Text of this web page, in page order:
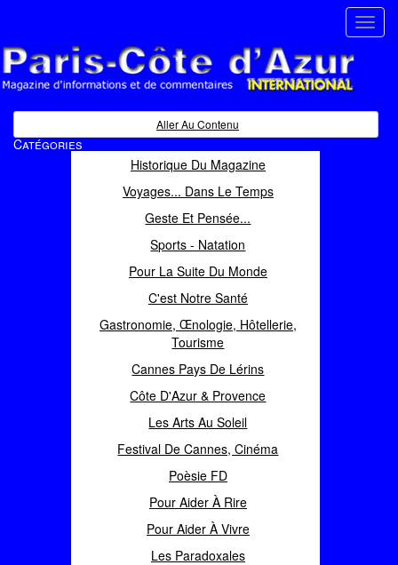
Magazine d'informations et de commentaires
Aller Au Contenu
Catégories
Historique Du Magazine
Voyages... Dans Le Temps
Geste Et Pensée...
Sports - Natation
Pour La Suite Du Monde
C'est Notre Santé
Gastronomie, Œnologie, Hôtellerie,
Tourisme
Cannes Pays De Lérins
Côte D'Azur & Provence
Les Arts Au Soleil
Festival De Cannes, Cinéma
Poèsie FD
Pour Aider À Rire
Pour Aider À Vivre
Les Paradoxales